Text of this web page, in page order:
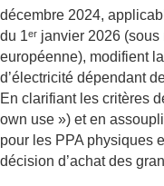
décembre 2024,
du 1ᵉʳ janvier 2026
européenne), modifient
d’électricité dépendant
En clarifiant les critères
own use ») et en
pour les PPA physiques
décision d’achat des